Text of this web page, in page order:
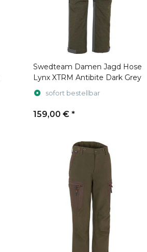
Swedteam Damen Jagd Hose
Lynx XTRM Antibite Dark Grey
sofort bestellbar
159,00 € *